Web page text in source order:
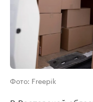
Фото: Freepik